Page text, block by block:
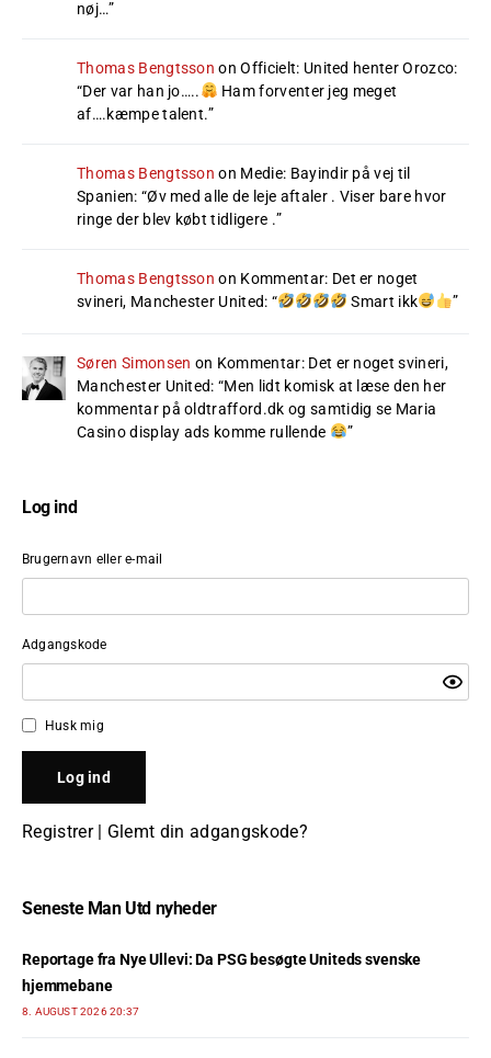
nøj…”
Thomas Bengtsson onOfficielt: United henter Orozco:
“Der var han jo…..
Ham forventer jeg meget
af….kæmpe talent.”
Thomas Bengtsson on Medie: Bayindir på vej til
Spanien: “Øv med alle de leje aftaler . Viser bare hvor
ringe der blev købt tidligere .”
Thomas Bengtsson on Kommentar: Det er noget
svineri, Manchester United: “ Smart ikk ”
Søren Simonsen on Kommentar: Det er noget svineri,
Manchester United: “Men lidt komisk at læse den her
kommentar på oldtrafford.dk og samtidig se Maria
Casino display ads komme rullende
”
Log ind
Brugernavn eller e-mail
Adgangskode
Husk mig
Registrer| Glemt din adgangskode?
Seneste Man Utd nyheder
Reportage fra Nye Ullevi: Da PSG besøgte Uniteds svenske
hjemmebane
8. AUGUST 2026 20:37